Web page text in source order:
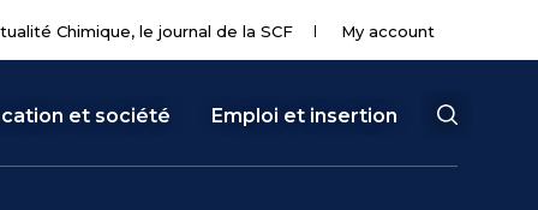
Chimique, le journal de la SCF My account
et société Emploi et insertion